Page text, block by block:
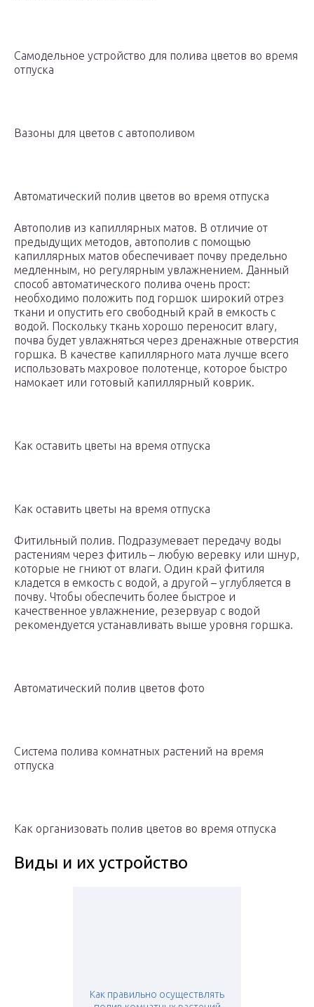
Самодельное устройство для полива цветов во время
отпуска
Вазоны для цветов с автополивом
Автоматический полив цветов во время отпуска
Автополив из капиллярных матов. В отличие от
предыдущих методов, автополив с помощью
капиллярных матов обеспечивает почву предельно
медленным, но регулярным увлажнением. Данный
способ автоматического полива очень прост:
необходимо положить под горшок широкий отрез
ткани и опустить его свободный край в емкость с
водой. Поскольку ткань хорошо переносит влагу,
почва будет увлажняться через дренажные отверстия
горшка. В качестве капиллярного мата лучше всего
использовать махровое полотенце, которое быстро
намокает или готовый капиллярный коврик.
Как оставить цветы на время отпуска
Как оставить цветы на время отпуска
Фитильный полив. Подразумевает передачу воды
растениям через фитиль – любую веревку или шнур,
которые не гниют от влаги. Один край фитиля
кладется в емкость с водой, а другой – углубляется в
почву. Чтобы обеспечить более быстрое и
качественное увлажнение, резервуар с водой
рекомендуется устанавливать выше уровня горшка.
Автоматический полив цветов фото
Система полива комнатных растений на время
отпуска
Как организовать полив цветов во время отпуска
Виды и их устройство
Как правильно осуществлять